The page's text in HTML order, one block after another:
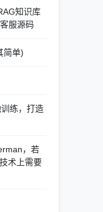
知识库
服源码
简单)
练，打造
，若
术上需要